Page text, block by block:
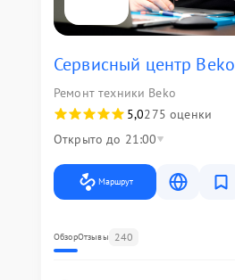
Сервисный центр Beko
Ремонт техники Beko
5,0275 оценки
Открыто до 21:00
Маршрут
ОбзорОтзывы 240